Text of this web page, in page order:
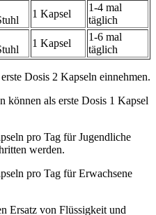
1 Kapsel
1-4 mal
täglich
1 Kapsel
1-6 mal
täglich
Dosis 2 Kapseln einnehmen.
können als erste Dosis 1 Kapsel
pro Tag für Jugendliche
werden.
pro Tag für Erwachsene
Ersatz von Flüssigkeit und